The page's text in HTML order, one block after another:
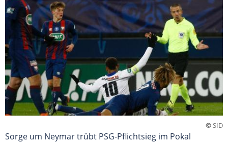
©SID
Sorge um Neymar trübt PSG-Pflichtsieg im Pokal